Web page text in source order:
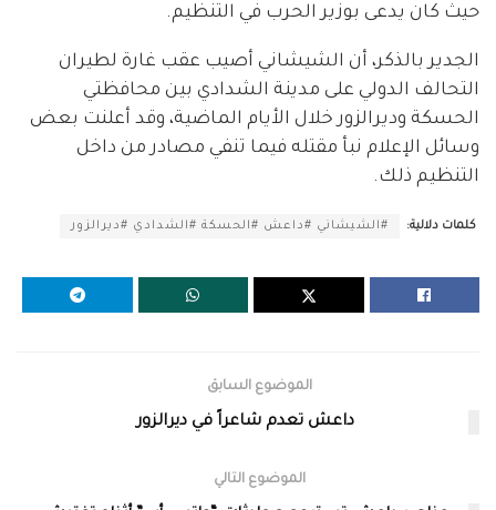
حيث كان يدعى بوزير الحرب في التنظيم.
الجدير بالذكر، أن الشيشاني أصيب عقب غارة لطيران
التحالف الدولي على مدينة الشدادي بين محافظتي
الحسكة وديرالزور خلال الأيام الماضية، وقد أعلنت بعض
وسائل الإعلام نبأ مقتله فيما تنفي مصادر من داخل
التنظيم ذلك.
كلمات دلالية: #الشيشاني #داعش #الحسكة #الشدادي #ديرالزور
الموضوع السابق
داعش تعدم شاعراً في ديرالزور
الموضوع التالي